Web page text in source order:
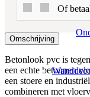
Of
Omschrijving
Betonlook pvc is
een echte betonnen
een stoere en
combineren met